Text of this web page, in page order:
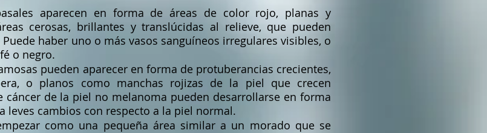
aparecen en forma de áreas de color rojo, planas y
cerosas, brillantes y translúcidas al relieve, que pueden
haber uno o más vasos sanguíneos irregulares visibles, o
o negro.
pueden aparecer en forma de protuberancias crecientes,
o planos como manchas rojizas de la piel que crecen
cáncer de la piel no melanoma pueden desarrollarse en forma
leves cambios con respecto a la piel normal.
como una pequeña área similar a un morado que se